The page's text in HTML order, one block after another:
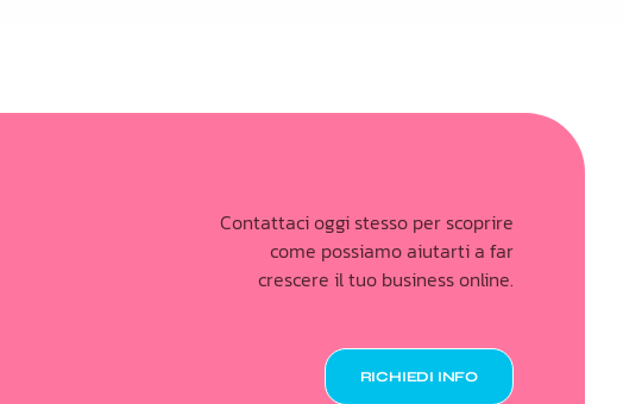
Contattaci oggi stesso per scoprire
come possiamo aiutarti a far
crescere il tuo business online.
RICHIEDI INFO